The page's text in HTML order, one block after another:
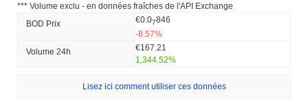
*** Volume exclu - en données fraîches de l'API Exchange
BOD Prix ​​
€0.07846
-8.57%
Volume 24h
€167.21
1,344.52%
Lisez ici comment utiliser ces données